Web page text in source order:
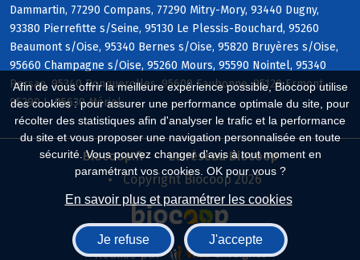
Afin de vous offrir la meilleure expérience possible, Biocoop utilise
des cookies : pour assurer une performance optimale du site, pour
récolter des statistiques afin d'analyser le trafic et la performance
du site et vous proposer une navigation personnalisée en toute
sécurité. Vous pouvez changer d'avis à tout moment en
paramétrant vos cookies. OK pour vous ?
En savoir plus et paramétrer les cookies
Je refuse J'accepte
Dammartin, 77290 Compans, 77290 Mitry-Mory, 93440 Dugny,
93380 Pierrefitte s/Seine, 95130 Le Plessis-Bouchard, 95260
Beaumont s/Oise, 95340 Bernes s/Oise, 95820 Bruyères s/Oise,
95660 Champagne s/Oise, 95260 Mours, 95590 Nointel, 95340
Persan, 95340 Ronquerolles, 95600 Eaubonne, 95120 Ermont,
95290 L, 95630 Mériel
Biocoop.fr
Le réseau Biocoop
Copyright Biocoop 2026
Réalisé par